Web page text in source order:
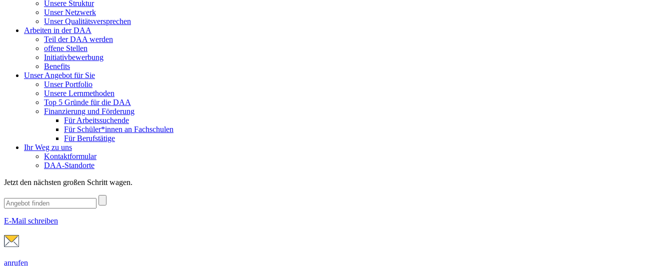
Unsere Struktur
Unser Netzwerk
Unser Qualitätsversprechen
Arbeiten in der DAA
Teil der DAA werden
offene Stellen
Initiativbewerbung
Benefits
Unser Angebot für Sie
Unser Portfolio
Unsere Lernmethoden
Top 5 Gründe für die DAA
Finanzierung und Förderung
Für Arbeitssuchende
Für Schüler*innen an Fachschulen
Für Berufstätige
Ihr Weg zu uns
Kontaktformular
DAA-Standorte
Jetzt den nächsten großen Schritt wagen.
E-Mail schreiben
anrufen